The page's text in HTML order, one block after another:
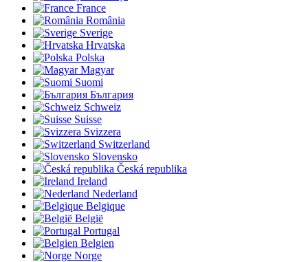
France
România
Sverige
Hrvatska
Polska
Magyar
Suomi
България
Schweiz
Suisse
Svizzera
Switzerland
Slovensko
Česká republika
Ireland
Nederland
Belgique
België
Portugal
Belgien
Norge